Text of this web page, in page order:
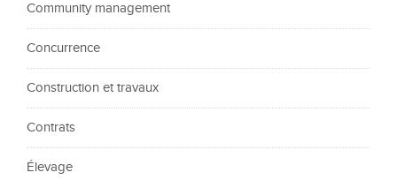
Community management
Concurrence
Construction et travaux
Contrats
Élevage